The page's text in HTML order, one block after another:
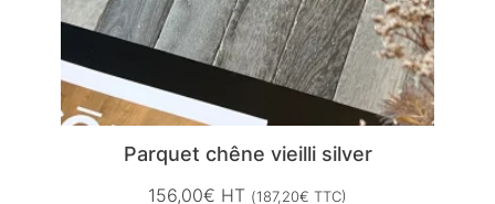
Parquet chêne vieilli silver
156,00€ HT (187,20€ TTC)